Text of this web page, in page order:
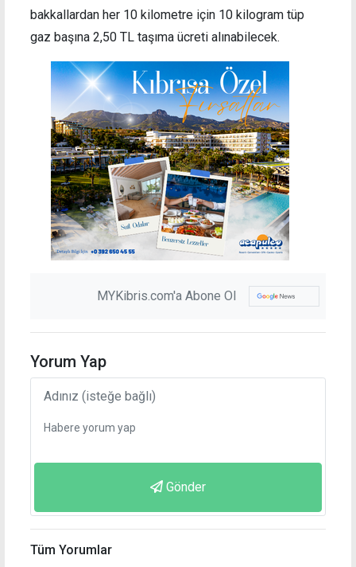
bakkallardan her 10 kilometre için 10 kilogram tüp
gaz başına 2,50 TL taşıma ücreti alınabilecek.
MYKibris.com'a Abone Ol
Yorum Yap
Gönder
Tüm Yorumlar